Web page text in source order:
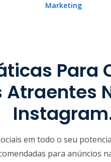
Marketing
Para
em todo o seu
para anúncios